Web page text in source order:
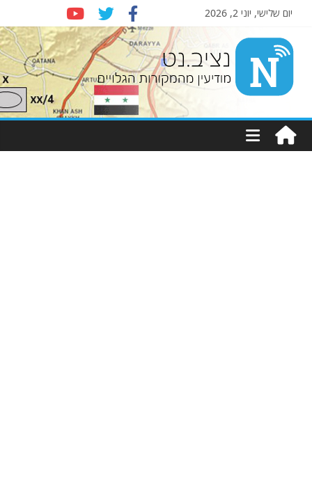
יום שלישי, יוני 2, 2026
Nziv.net
מודיעין
מהמקורות